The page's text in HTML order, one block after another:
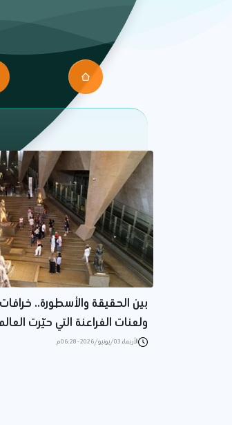
بين الحقيقة والأسطورة..
ولعنات الفراعنة التي حيّرت
الأربعاء 03/يونيو/2026 - 06:28 م